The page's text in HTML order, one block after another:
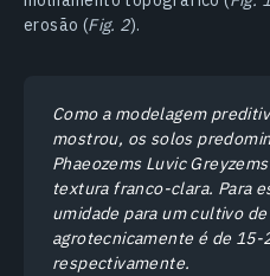
erosão (Fig. 2).
Como a modelagem
mostrou, os solos
Phaeozems Luvic
textura franco-clara. Para
umidade para um cultivo
agrotecnicamente é de 15-
respectivamente.